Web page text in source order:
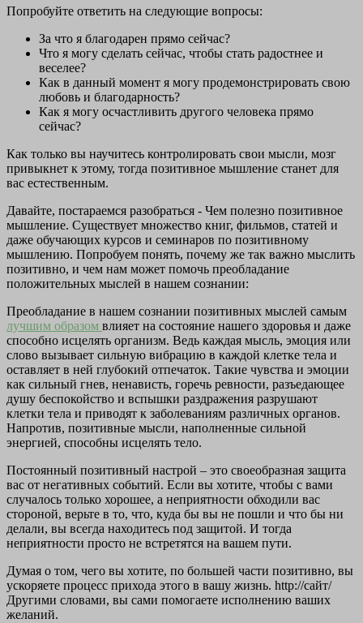
Попробуйте ответить на следующие вопросы:
За что я благодарен прямо сейчас?
Что я могу сделать сейчас, чтобы стать радостнее и
веселее?
Как в данный момент я могу продемонстрировать свою
любовь и благодарность?
Как я могу осчастливить другого человека прямо
сейчас?
Как только вы научитесь контролировать свои мысли, мозг
привыкнет к этому, тогда позитивное мышление станет для
вас естественным.
Давайте, постараемся разобраться - Чем полезно позитивное
мышление. Существует множество книг, фильмов, статей и
даже обучающих курсов и семинаров по позитивному
мышлению. Попробуем понять, почему же так важно мыслить
позитивно, и чем нам может помочь преобладание
положительных мыслей в нашем сознании:
Преобладание в нашем сознании позитивных мыслей самым
лучшим образом влияет на состояние нашего здоровья и даже
способно исцелять организм. Ведь каждая мысль, эмоция или
слово вызывает сильную вибрацию в каждой клетке тела и
оставляет в ней глубокий отпечаток. Такие чувства и эмоции
как сильный гнев, ненависть, горечь ревности, разъедающее
душу беспокойство и вспышки раздражения разрушают
клетки тела и приводят к заболеваниям различных органов.
Напротив, позитивные мысли, наполненные сильной
энергией, способны исцелять тело.
Постоянный позитивный настрой – это своеобразная защита
вас от негативных событий. Если вы хотите, чтобы с вами
случалось только хорошее, а неприятности обходили вас
стороной, верьте в то, что, куда бы вы не пошли и что бы ни
делали, вы всегда находитесь под защитой. И тогда
неприятности просто не встретятся на вашем пути.
Думая о том, чего вы хотите, по большей части позитивно, вы
ускоряете процесс прихода этого в вашу жизнь. http://сайт/
Другими словами, вы сами помогаете исполнению ваших
желаний.